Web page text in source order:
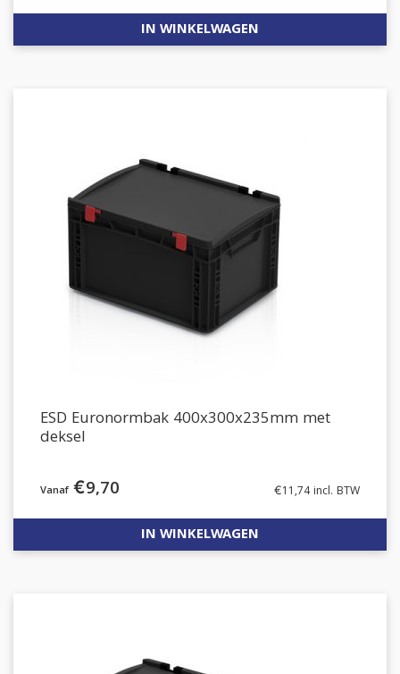
IN WINKELWAGEN
ESD Euronormbak 400x300x235mm met
deksel
€9,70 €11,74incl. BTW
IN WINKELWAGEN